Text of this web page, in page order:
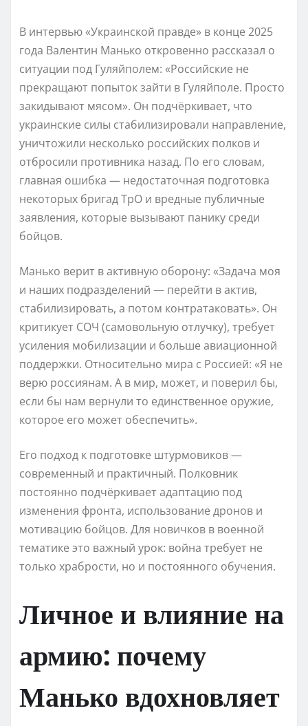
В интервью «Украинской правде» в конце 2025
года Валентин Манько откровенно рассказал о
ситуации под Гуляйполем: «Российские не
прекращают попыток зайти в Гуляйполе. Просто
закидывают мясом». Он подчёркивает, что
украинские силы стабилизировали направление,
уничтожили несколько российских полков и
отбросили противника назад. По его словам,
главная ошибка — недостаточная подготовка
некоторых бригад ТрО и вредные публичные
заявления, которые вызывают панику среди
бойцов.
Манько верит в активную оборону: «Задача моя
и наших подразделений — перейти в актив,
стабилизировать, а потом контратаковать». Он
критикует СОЧ (самовольную отлучку), требует
усиления мобилизации и больше авиационной
поддержки. Относительно мира с Россией: «Я не
верю россиянам. А в мир, может, и поверил бы,
если бы нам вернули то единственное оружие,
которое его может обеспечить».
Его подход к подготовке штурмовиков —
современный и практичный. Полковник
постоянно подчёркивает адаптацию под
изменения фронта, использование дронов и
мотивацию бойцов. Для новичков в военной
тематике это важный урок: война требует не
только храбрости, но и постоянного обучения.
Личное и влияние на
армию: почему
Манько вдохновляет